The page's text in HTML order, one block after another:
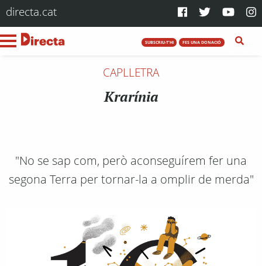
directa.cat
SUBSCRIU-T'HI FES UNA DONACIÓ
CAPLLETRA
Krarínia
"No se sap com, però aconseguírem fer una
segona Terra per tornar-la a omplir de merda"